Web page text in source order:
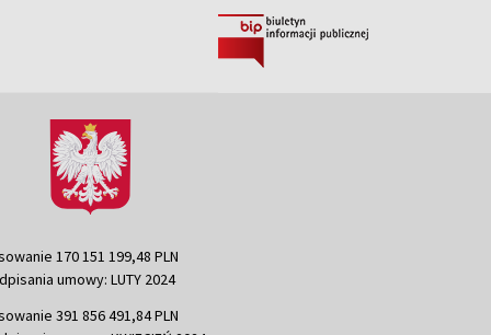
170 151 199,48 PLN
umowy: LUTY 2024
391 856 491,84 PLN